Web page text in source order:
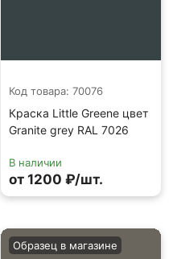
Код товара: 70076
Краска Little Greene цвет
Granite grey RAL 7026
В наличии
от 1200 ₽/шт.
Образец в магазине